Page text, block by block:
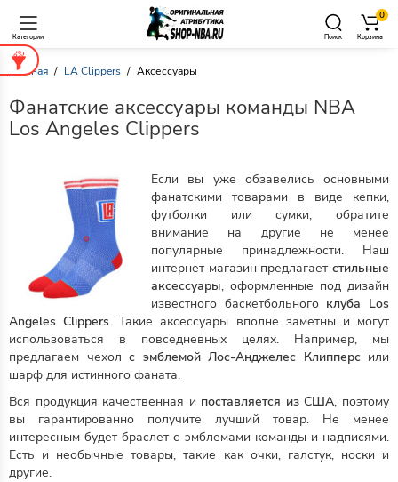
Категории Поиск
0
Корзина
Главная LA Clippers Аксессуары
Фанатские аксессуары команды NBA
Los Angeles Clippers
Если вы уже обзавелись основными
фанатскими товарами в виде кепки,
футболки или сумки, обратите
внимание на другие не менее
популярные принадлежности. Наш
интернет магазин предлагает стильные
аксессуары, оформленные под дизайн
известного баскетбольного клуба Los
Angeles Clippers. Такие аксессуары вполне заметны и могут
использоваться в повседневных целях. Например, мы
предлагаем чехол с эмблемой Лос-Анджелес Клипперс или
шарф для истинного фаната.
Вся продукция качественная и поставляется из США, поэтому
вы гарантированно получите лучший товар. Не менее
интересным будет браслет с эмблемами команды и надписями.
Есть и необычные товары, такие как очки, галстук, носки и
другие.